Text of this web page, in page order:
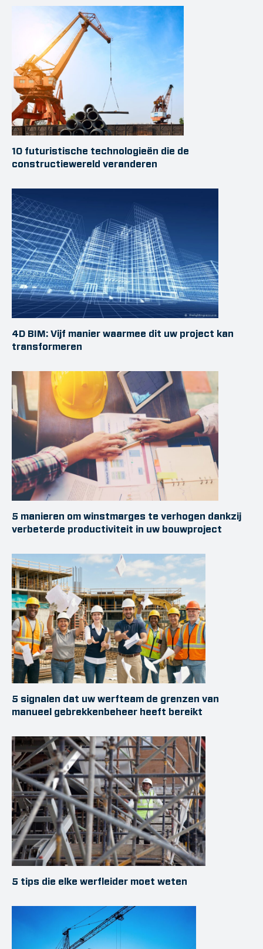
10 futuristische technologieën die de
constructiewereld veranderen
4D BIM: Vijf manier waarmee dit uw project kan
transformeren
5 manieren om winstmarges te verhogen dankzij
verbeterde productiviteit in uw bouwproject
5 signalen dat uw werfteam de grenzen van
manueel gebrekkenbeheer heeft bereikt
5 tips die elke werfleider moet weten